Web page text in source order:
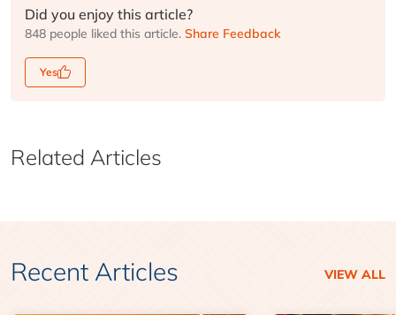
Did you enjoy this article?
848 people liked this article. Share Feedback
Yes
Related Articles
Recent Articles VIEW ALL